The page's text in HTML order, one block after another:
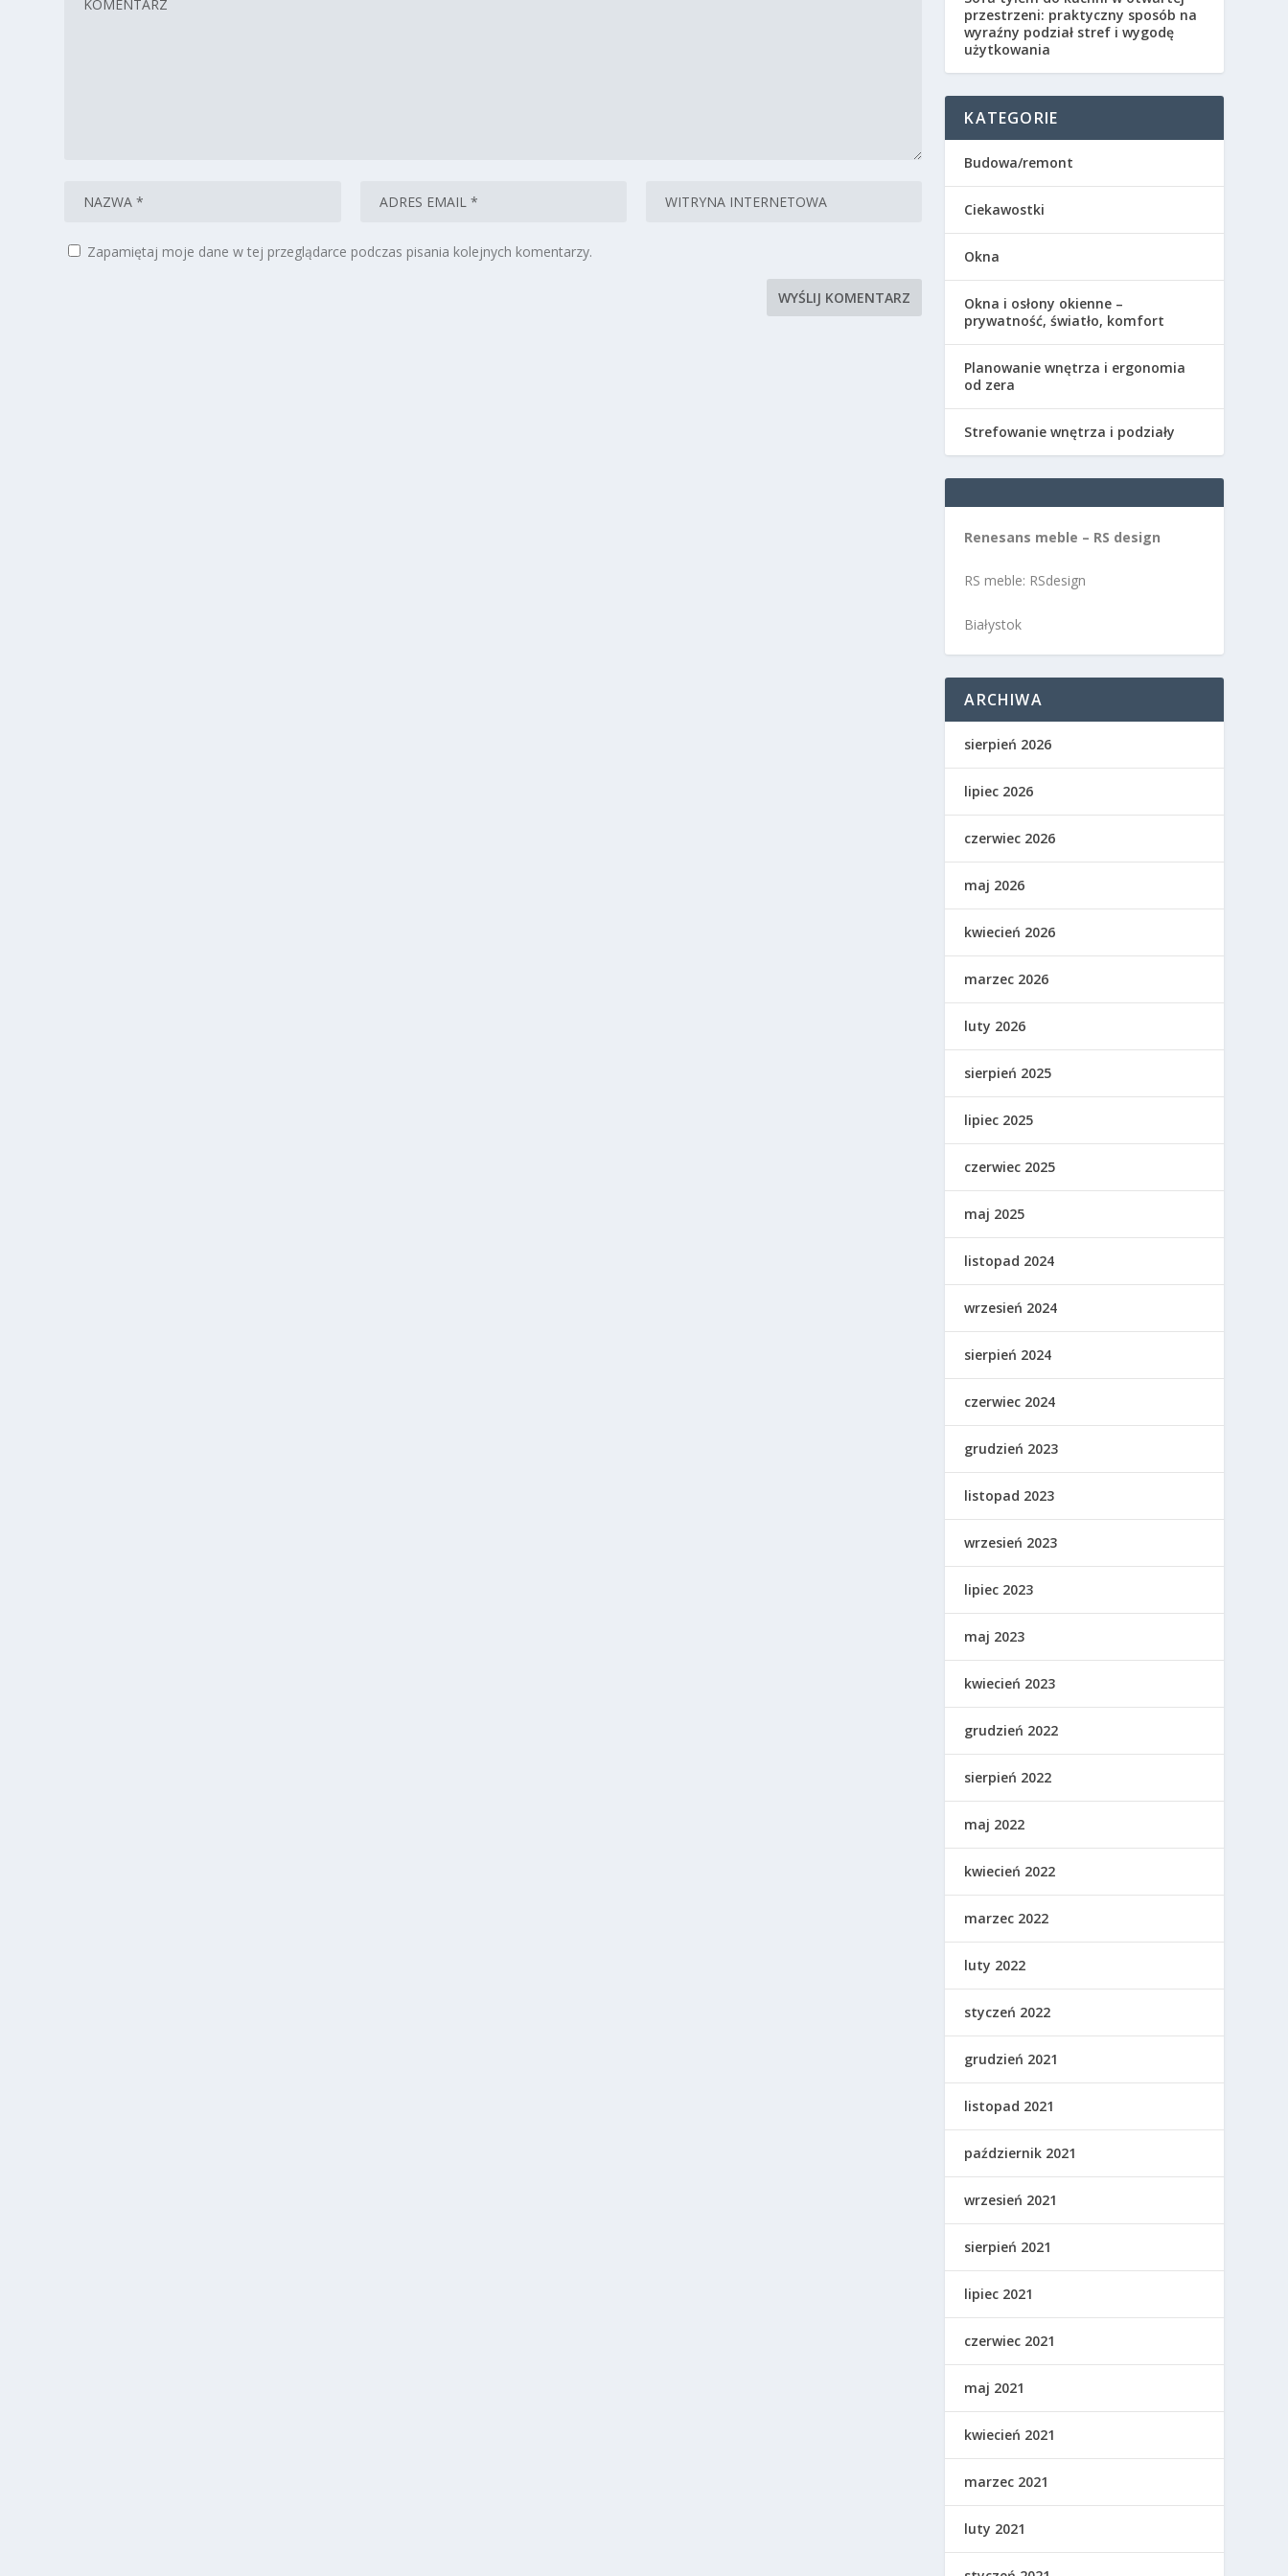
Zapamiętaj moje dane w tej przeglądarce podczas pisania kolejnych komentarzy.
przestrzeni: praktyczny sposób na
wyraźny podział stref i wygodę
użytkowania
KATEGORIE
Budowa/remont
Ciekawostki
Okna
Okna i osłony okienne –
prywatność, światło, komfort
Planowanie wnętrza i ergonomia
od zera
Strefowanie wnętrza i podziały
Renesans meble – RS design
RS meble: RSdesign
Białystok
ARCHIWA
sierpień 2026
lipiec 2026
czerwiec 2026
maj 2026
kwiecień 2026
marzec 2026
luty 2026
sierpień 2025
lipiec 2025
czerwiec 2025
maj 2025
listopad 2024
wrzesień 2024
sierpień 2024
czerwiec 2024
grudzień 2023
listopad 2023
wrzesień 2023
lipiec 2023
maj 2023
kwiecień 2023
grudzień 2022
sierpień 2022
maj 2022
kwiecień 2022
marzec 2022
luty 2022
styczeń 2022
grudzień 2021
listopad 2021
październik 2021
wrzesień 2021
sierpień 2021
lipiec 2021
czerwiec 2021
maj 2021
kwiecień 2021
marzec 2021
luty 2021